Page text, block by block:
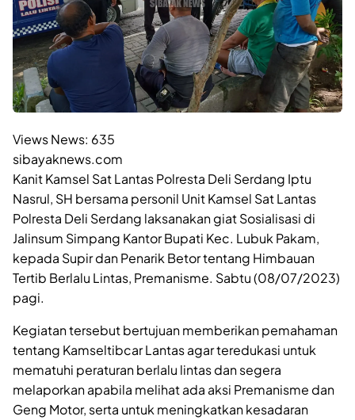
Views News: 635
sibayaknews.com
Kanit Kamsel Sat Lantas Polresta Deli Serdang Iptu
Nasrul, SH bersama personil Unit Kamsel Sat Lantas
Polresta Deli Serdang laksanakan giat Sosialisasi di
Jalinsum Simpang Kantor Bupati Kec. Lubuk Pakam,
kepada Supir dan Penarik Betor tentang Himbauan
Tertib Berlalu Lintas, Premanisme. Sabtu (08/07/2023)
pagi.
Kegiatan tersebut bertujuan memberikan pemahaman
tentang Kamseltibcar Lantas agar teredukasi untuk
mematuhi peraturan berlalu lintas dan segera
melaporkan apabila melihat ada aksi Premanisme dan
Geng Motor, serta untuk meningkatkan kesadaran